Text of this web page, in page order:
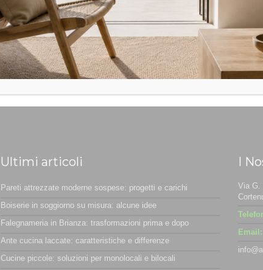
Ultimi articoli
Pareti attrezzate moderne sospese: progetti e carichi
Boiserie in soggiorno su misura: alcune idee
Falegnameria in Brianza: trasformazioni prima e dopo
Ante cucina laccate: caratteristiche e differenze
Cucine piccole: soluzioni per monolocali e bilocali
I
Via G.
Email: